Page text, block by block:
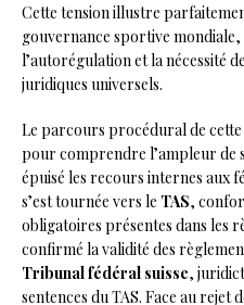
Cette tension illustre
gouvernance sportive
l’autorégulation et la nécessité
juridiques universels.
Le parcours procédural de
pour comprendre l’ampleur de
épuisé les recours internes aux
s’est tournée vers le TAS,
obligatoires présentes dans les
confirmé la validité des
Tribunal fédéral suisse,
sentences du TAS. Face au rejet